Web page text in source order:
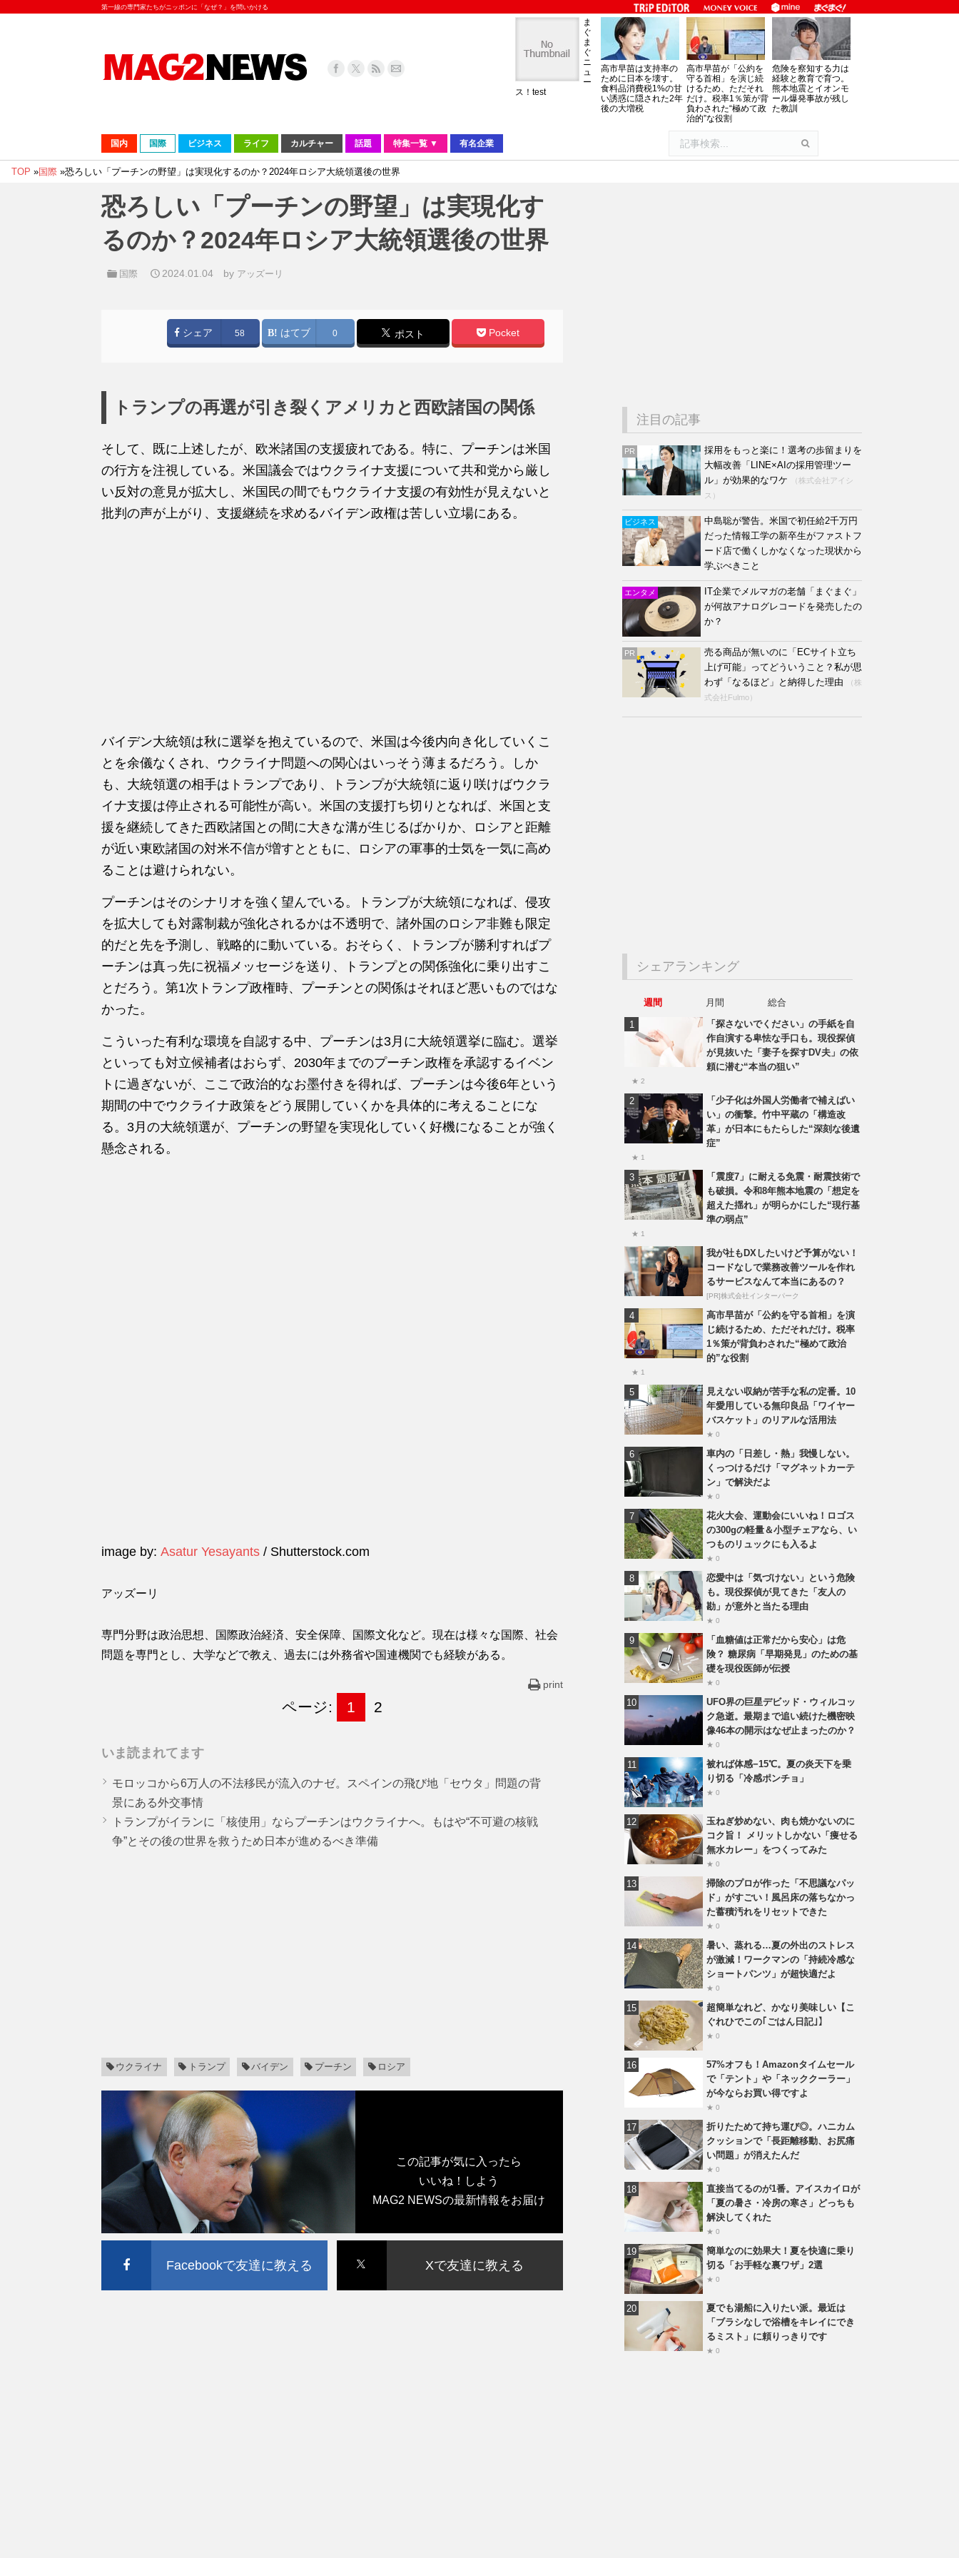
第一線の専門家たちがニッポンに「なぜ？」を問いかける
ま
ぐ
ま
ぐ
ニ
ュ
ー
ス！test
高市早苗は支持率の
ために日本を壊す。
食料品消費税1%の甘
い誘惑に隠された2年
後の大増税
高市早苗が「公約を
守る首相」を演じ続
けるため、ただそれ
だけ。税率1％策が背
負わされた“極めて政
治的”な役割
危険を察知する力は
経験と教育で育つ。
熊本地震とイオンモ
ール爆発事故が残し
た教訓
国内 国際 ビジネス ライフ カルチャー 話題 特集一覧 ▼ 有名企業
TOP »国際 »恐ろしい「プーチンの野望」は実現化するのか？2024年ロシア大統領選後の世界
恐ろしい「プーチンの野望」は実現化す
るのか？2024年ロシア大統領選後の世界
国際 2024.01.04 by アッズーリ
シェア 58 はてブ 0 ポスト Pocket
トランプの再選が引き裂くアメリカと西欧諸国の関係
そして、既に上述したが、欧米諸国の支援疲れである。特に、プーチンは米国
の行方を注視している。米国議会ではウクライナ支援について共和党から厳し
い反対の意見が拡大し、米国民の間でもウクライナ支援の有効性が見えないと
批判の声が上がり、支援継続を求めるバイデン政権は苦しい立場にある。
バイデン大統領は秋に選挙を抱えているので、米国は今後内向き化していくこ
とを余儀なくされ、ウクライナ問題への関心はいっそう薄まるだろう。しか
も、大統領選の相手はトランプであり、トランプが大統領に返り咲けばウクラ
イナ支援は停止される可能性が高い。米国の支援打ち切りとなれば、米国と支
援を継続してきた西欧諸国との間に大きな溝が生じるばかりか、ロシアと距離
が近い東欧諸国の対米不信が増すとともに、ロシアの軍事的士気を一気に高め
ることは避けられない。
プーチンはそのシナリオを強く望んでいる。トランプが大統領になれば、侵攻
を拡大しても対露制裁が強化されるかは不透明で、諸外国のロシア非難も限定
的だと先を予測し、戦略的に動いている。おそらく、トランプが勝利すればプ
ーチンは真っ先に祝福メッセージを送り、トランプとの関係強化に乗り出すこ
とだろう。第1次トランプ政権時、プーチンとの関係はそれほど悪いものではな
かった。
こういった有利な環境を自認する中、プーチンは3月に大統領選挙に臨む。選挙
といっても対立候補者はおらず、2030年までのプーチン政権を承認するイベン
トに過ぎないが、ここで政治的なお墨付きを得れば、プーチンは今後6年という
期間の中でウクライナ政策をどう展開していくかを具体的に考えることにな
る。3月の大統領選が、プーチンの野望を実現化していく好機になることが強く
懸念される。
image by: Asatur Yesayants / Shutterstock.com
アッズーリ
専門分野は政治思想、国際政治経済、安全保障、国際文化など。現在は様々な国際、社会
問題を専門とし、大学などで教え、過去には外務省や国連機関でも経験がある。
print
ページ: 1 2
いま読まれてます
モロッコから6万人の不法移民が流入のナゼ。スペインの飛び地「セウタ」問題の背
景にある外交事情
トランプがイランに「核使用」ならプーチンはウクライナへ。もはや“不可避の核戦
争”とその後の世界を救うため日本が進めるべき準備
ウクライナ トランプ バイデン プーチン ロシア
この記事が気に入ったら
いいね！しよう
MAG2 NEWSの最新情報をお届け
Facebookで友達に教える Xで友達に教える
注目の記事
PR
採用をもっと楽に！選考の歩留まりを
大幅改善「LINE×AIの採用管理ツー
ル」が効果的なワケ
（株式会社アイシ
ス）
ビジネス
中島聡が警告。米国で初任給2千万円
だった情報工学の新卒生がファストフ
ード店で働くしかなくなった現状から
学ぶべきこと
エンタメ
IT企業でメルマガの老舗「まぐまぐ」
が何故アナログレコードを発売したの
か？
PR
売る商品が無いのに「ECサイト立ち
上げ可能」ってどういうこと？私が思
わず「なるほど」と納得した理由
（株
式会社Fulmo）
シェアランキング
週間 月間
総合
「探さないでください」の手紙を自
作自演する卑怯な手口も。現役探偵
が見抜いた「妻子を探すDV夫」の依
頼に潜む“本当の狙い”
★ 2
「少子化は外国人労働者で補えばい
い」の衝撃。竹中平蔵の「構造改
革」が日本にもたらした“深刻な後遺
症”
★ 1
「震度7」に耐える免震・耐震技術で
も破損。令和8年熊本地震の「想定を
超えた揺れ」が明らかにした“現行基
準の弱点”
★ 1
我が社もDXしたいけど予算がない！
コードなしで業務改善ツールを作れ
るサービスなんて本当にあるの？
[PR]株式会社インターパーク
高市早苗が「公約を守る首相」を演
じ続けるため、ただそれだけ。税率
1％策が背負わされた“極めて政治
的”な役割
★ 1
見えない収納が苦手な私の定番。10
年愛用している無印良品「ワイヤー
バスケット」のリアルな活用法
★ 0
車内の「日差し・熱」我慢しない。
くっつけるだけ「マグネットカーテ
ン」で解決だよ
★ 0
花火大会、運動会にいいね！ロゴス
の300gの軽量＆小型チェアなら、い
つものリュックにも入るよ
★ 0
恋愛中は「気づけない」という危険
も。現役探偵が見てきた「友人の
勘」が意外と当たる理由
★ 0
「血糖値は正常だから安心」は危
険？ 糖尿病「早期発見」のための基
礎を現役医師が伝授
★ 0
UFO界の巨星デビッド・ウィルコッ
ク急逝。最期まで追い続けた機密映
像46本の開示はなぜ止まったのか？
★ 0
被れば体感−15℃。夏の炎天下を乗
り切る「冷感ポンチョ」
★ 0
玉ねぎ炒めない、肉も焼かないのに
コク旨！ メリットしかない「痩せる
無水カレー」をつくってみた
★ 0
掃除のプロが作った「不思議なパッ
ド」がすごい！風呂床の落ちなかっ
た蓄積汚れをリセットできた
★ 0
暑い、蒸れる…夏の外出のストレス
が激減！ワークマンの「持続冷感な
ショートパンツ」が超快適だよ
★ 0
超簡単なれど、かなり美味しい【こ
ぐれひでこの｢ごはん日記｣】
★ 0
57%オフも！Amazonタイムセール
で「テント」や「ネッククーラー」
が今ならお買い得ですよ
★ 0
折りたためて持ち運び◎。ハニカム
クッションで「長距離移動、お尻痛
い問題」が消えたんだ
★ 0
直接当てるのが1番。アイスカイロが
「夏の暑さ・冷房の寒さ」どっちも
解決してくれた
★ 0
簡単なのに効果大！夏を快適に乗り
切る「お手軽な裏ワザ」2選
★ 0
夏でも湯船に入りたい派。最近は
「ブラシなしで浴槽をキレイにでき
るミスト」に頼りっきりです
★ 0